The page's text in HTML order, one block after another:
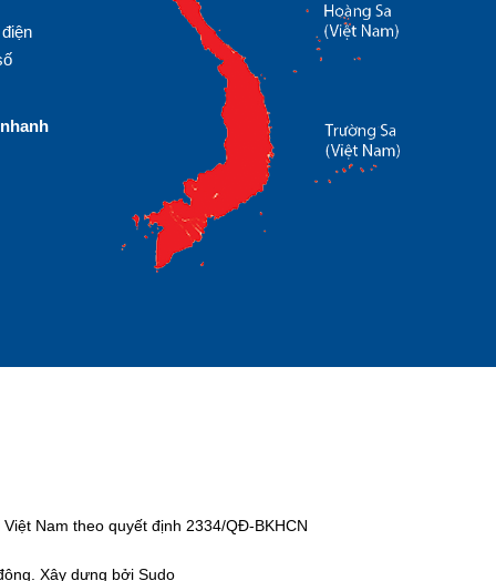
nhanh
Nam theo quyết định 2334/QĐ-BKHCN
Xây dựng bởi Sudo